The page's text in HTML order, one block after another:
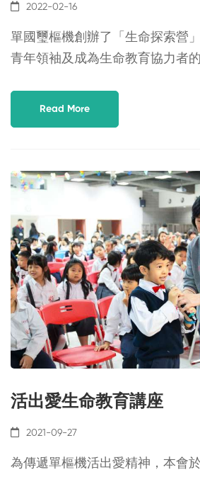
2022-02-16
單國璽樞機創辦了「生命探索營
青年領袖及成為生命教育協力者的
Read More
活出愛生命教育講座
2021-09-27
為傳遞單樞機活出愛精神，本會